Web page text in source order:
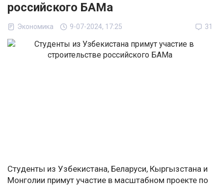
российского БАМа
Экономика 9-07-2024, 17:25 31
Студенты из Узбекистана, Беларуси, Кыргызстана и
Монголии примут участие в масштабном проекте по